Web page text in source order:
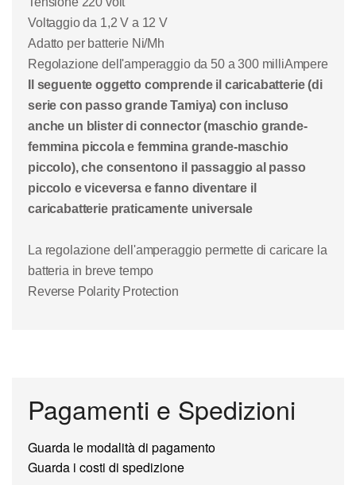
Voltaggio da 1,2 V a 12 V
Adatto per batterie Ni/Mh
Regolazione dell'amperaggio da 50 a 300 milliAmpere
Il seguente oggetto comprende il caricabatterie (di
serie con passo grande Tamiya) con incluso
anche un blister di connector (maschio grande-
femmina piccola e femmina grande-maschio
piccolo), che consentono il passaggio al passo
piccolo e viceversa e fanno diventare il
caricabatterie praticamente universale
La regolazione dell'amperaggio permette di caricare la
batteria in breve tempo
Reverse Polarity Protection
Pagamenti e Spedizioni
Guarda le modalità di pagamento
Guarda i costi di spedizione